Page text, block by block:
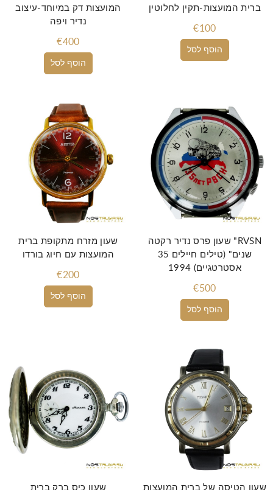
הוסף לסל
המועצות דק במיוחד-עיצוב
נדיר ויפה
€400
הוסף לסל
ברית המועצות-תקין לחלוטין
€100
הוסף לסל
שעון מזרח מתקופת ברית
המועצות עם חיוג בורדו
€200
הוסף לסל
שעון פרס נדיר רקטה "RVSN
35 שנים" (טילים חיילים
אסטרטגיים) 1994
€500
שעון כיס ברק ברית שעון הטיסה של ברית המועצות